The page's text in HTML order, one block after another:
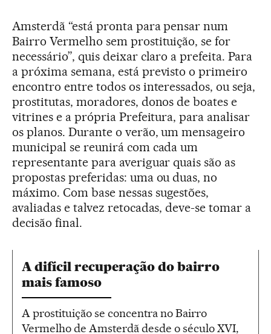
Amsterdã “está pronta para pensar num
Bairro Vermelho sem prostituição, se for
necessário”, quis deixar claro a prefeita. Para
a próxima semana, está previsto o primeiro
encontro entre todos os interessados, ou seja,
prostitutas, moradores, donos de boates e
vitrines e a própria Prefeitura, para analisar
os planos. Durante o verão, um mensageiro
municipal se reunirá com cada um
representante para averiguar quais são as
propostas preferidas: uma ou duas, no
máximo. Com base nessas sugestões,
avaliadas e talvez retocadas, deve-se tomar a
decisão final.
A difícil recuperação do bairro
mais famoso
A prostituição se concentra no Bairro
Vermelho de Amsterdã desde o século XVI,